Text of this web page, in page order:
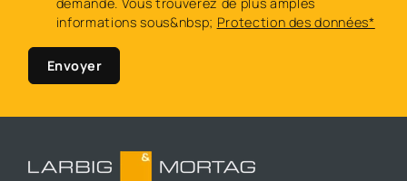
demande. Vous trouverez de plus amples
informations sous&nbsp; Protection des données*
Envoyer